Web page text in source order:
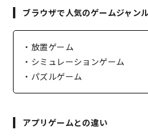
ブラウザで人気のゲームジャン
・放置ゲーム
・シミュレーションゲーム
・パズルゲーム
アプリゲームとの違い